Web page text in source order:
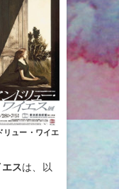
リュー・ワイエ
スは、以